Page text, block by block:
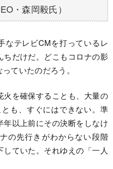
・森岡毅氏）
なテレビCMを打っているレ
ちだけだ。どこもコロナの影
ていたのだろう。
を確保することも、大量の
も、すぐにはできない。準
以上前にその決断をしなけ
の先行きがわからない段階
ていた。それゆえの「一人